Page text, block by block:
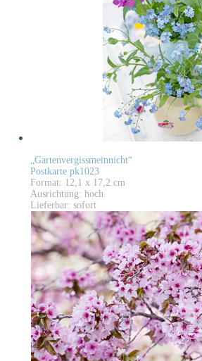
„Gartenvergissmeinnicht“
Postkarte pk1023
Format: 12,1 x 17,2 cm
Ausrichtung: hoch
Lieferbar: sofort